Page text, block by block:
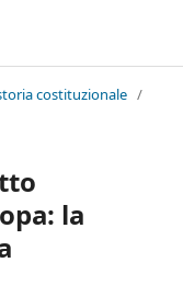
costituzionale /
la